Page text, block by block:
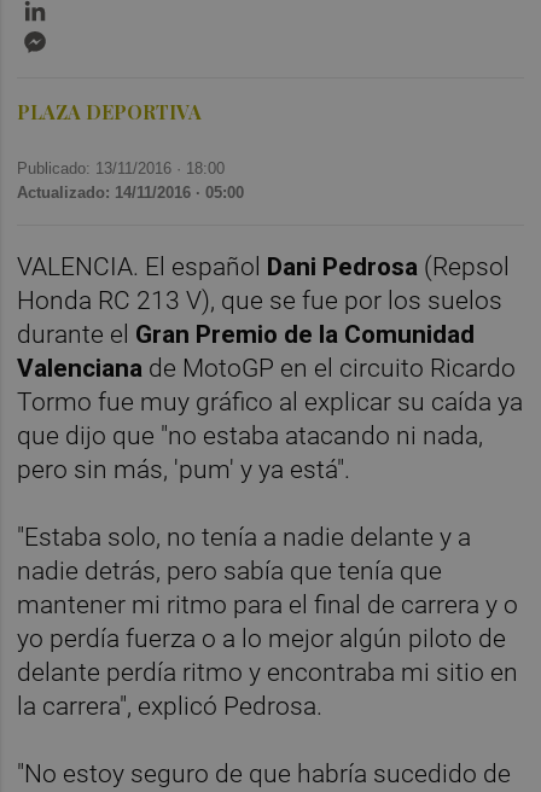
PLAZA DEPORTIVA
Publicado: 13/11/2016 · 18:00
Actualizado: 14/11/2016 · 05:00
VALENCIA. El español Dani Pedrosa (Repsol
Honda RC 213 V), que se fue por los suelos
durante el Gran Premio de la Comunidad
Valenciana de MotoGP en el circuito Ricardo
Tormo fue muy gráfico al explicar su caída ya
que dijo que "no estaba atacando ni nada,
pero sin más, 'pum' y ya está".
"Estaba solo, no tenía a nadie delante y a
nadie detrás, pero sabía que tenía que
mantener mi ritmo para el final de carrera y o
yo perdía fuerza o a lo mejor algún piloto de
delante perdía ritmo y encontraba mi sitio en
la carrera", explicó Pedrosa.
"No estoy seguro de que habría sucedido de